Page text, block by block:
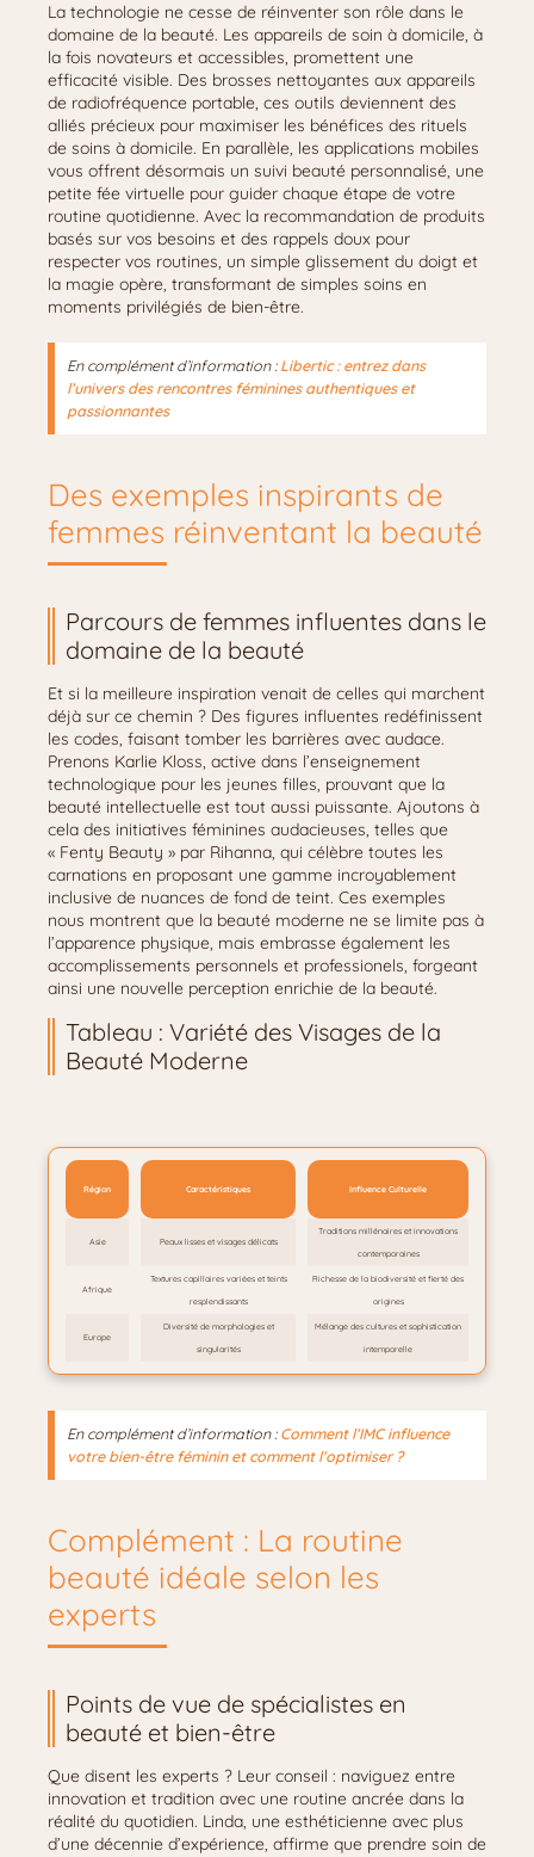
La technologie ne cesse de réinventer son rôle dans le
domaine de la beauté. Les appareils de soin à domicile, à
la fois novateurs et accessibles, promettent une
efficacité visible. Des brosses nettoyantes aux appareils
de radiofréquence portable, ces outils deviennent des
alliés précieux pour maximiser les bénéfices des rituels
de soins à domicile. En parallèle, les applications mobiles
vous offrent désormais un suivi beauté personnalisé, une
petite fée virtuelle pour guider chaque étape de votre
routine quotidienne. Avec la recommandation de produits
basés sur vos besoins et des rappels doux pour
respecter vos routines, un simple glissement du doigt et
la magie opère, transformant de simples soins en
moments privilégiés de bien-être.
En complément d’information :Libertic : entrez dans
l’univers des rencontres féminines authentiques et
passionnantes
Des exemples inspirants de
femmes réinventant la beauté
Parcours de femmes influentes dans le
domaine de la beauté
Et si la meilleure inspiration venait de celles qui marchent
déjà sur ce chemin ? Des figures influentes redéfinissent
les codes, faisant tomber les barrières avec audace.
Prenons Karlie Kloss, active dans l’enseignement
technologique pour les jeunes filles, prouvant que la
beauté intellectuelle est tout aussi puissante. Ajoutons à
cela des initiatives féminines audacieuses, telles que
« Fenty Beauty » par Rihanna, qui célèbre toutes les
carnations en proposant une gamme incroyablement
inclusive de nuances de fond de teint. Ces exemples
nous montrent que la beauté moderne ne se limite pas à
l’apparence physique, mais embrasse également les
accomplissements personnels et professionels, forgeant
ainsi une nouvelle perception enrichie de la beauté.
Tableau : Variété des Visages de la
Beauté Moderne
Région Caractéristiques Influence Culturelle
Asie Peaux lisses et visages délicats
Traditions millénaires et innovations
contemporaines
Afrique
Textures capillaires variées et teints
resplendissants
Richesse de la biodiversité et fierté des
origines
Europe
Diversité de morphologies et
singularités
Mélange des cultures et sophistication
intemporelle
En complément d’information :Comment l’IMC influence
votre bien-être féminin et comment l’optimiser ?
Complément : La routine
beauté idéale selon les
experts
Points de vue de spécialistes en
beauté et bien-être
Que disent les experts ? Leur conseil : naviguez entre
innovation et tradition avec une routine ancrée dans la
réalité du quotidien. Linda, une esthéticienne avec plus
d’une décennie d’expérience, affirme que prendre soin de